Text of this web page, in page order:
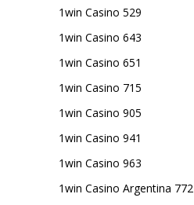
1win Casino 529
1win Casino 643
1win Casino 651
1win Casino 715
1win Casino 905
1win Casino 941
1win Casino 963
1win Casino Argentina 772